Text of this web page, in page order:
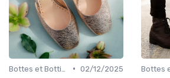
• 02/12/2025